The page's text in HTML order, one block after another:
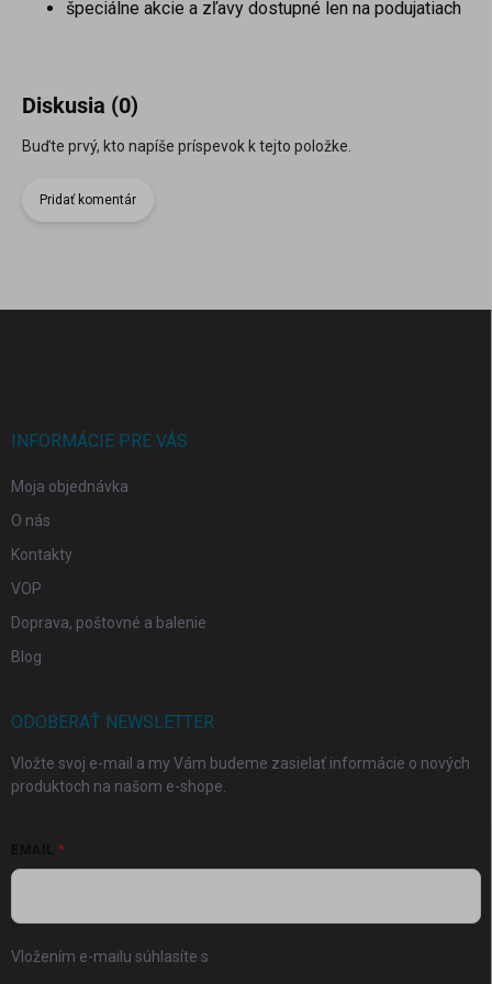
špeciálne akcie a zľavy dostupné len na podujatiach
Diskusia (0)
Buďte prvý, kto napíše príspevok k tejto položke.
Pridať komentár
INFORMÁCIE PRE VÁS
Moja objednávka
O nás
Kontakty
VOP
Doprava, poštovné a balenie
Blog
ODOBERAŤ NEWSLETTER
Vložte svoj e-mail a my Vám budeme zasielať informácie o nových
produktoch na našom e-shope.
Vložením e-mailu súhlasíte s